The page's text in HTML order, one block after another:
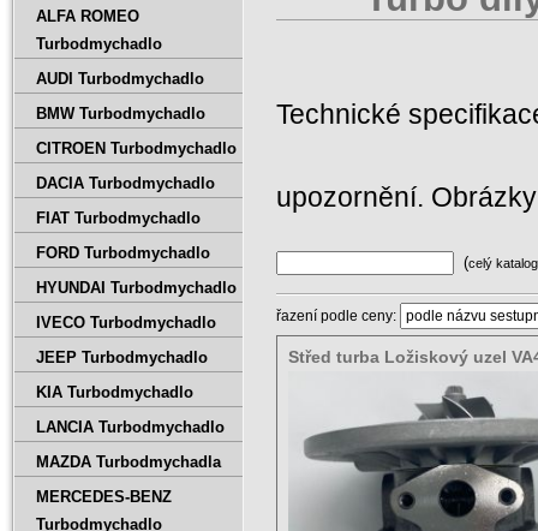
Technické
upozornění.
(celý katalog
řazení podle ceny:
Střed turba Ložiskový uzel
ALFA ROMEO
Turbodmychadlo
AUDI Turbodmychadlo
BMW Turbodmychadlo
CITROEN Turbodmychadlo
DACIA Turbodmychadlo
FIAT Turbodmychadlo
FORD Turbodmychadlo
HYUNDAI Turbodmychadlo
IVECO Turbodmychadlo
JEEP Turbodmychadlo
KIA Turbodmychadlo
LANCIA Turbodmychadlo
MAZDA Turbodmychadla
MERCEDES-BENZ
Turbodmychadlo